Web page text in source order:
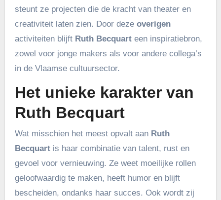
steunt ze projecten die de kracht van theater en
creativiteit laten zien. Door deze overigen
activiteiten blijft Ruth Becquarteen inspiratiebron,
zowel voor jonge makers als voor andere collega’s
in de Vlaamse cultuursector.
Het unieke karakter van
Ruth Becquart
Wat misschien het meest opvalt aan Ruth
Becquartis haar combinatie van talent, rust en
gevoel voor vernieuwing. Ze weet moeilijke rollen
geloofwaardig te maken, heeft humor en blijft
bescheiden, ondanks haar succes. Ook wordt zij